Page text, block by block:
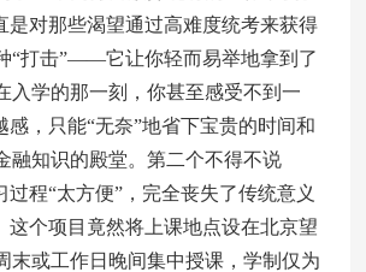
是对那些渴望通过高难度统考来获得
“打击”——它让你轻而易举地拿到了
入学的那一刻，你甚至感受不到一
感，只能“无奈”地省下宝贵的时间和
融知识的殿堂。第二个不得不说
过程“太方便”，完全丧失了传统意义
这个项目竟然将上课地点设在北京望
末或工作日晚间集中授课，学制仅为